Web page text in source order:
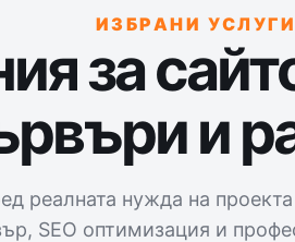
ИЗБРАНИ УСЛУГИ
за
и
реалната нужда на
SEO оптимизация и